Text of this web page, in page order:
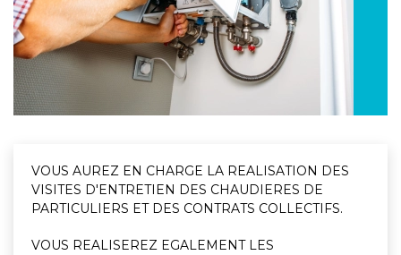
VOUS AUREZ EN CHARGE LA REALISATION DES
VISITES D'ENTRETIEN DES CHAUDIERES DE
PARTICULIERS ET DES CONTRATS COLLECTIFS.
VOUS REALISEREZ EGALEMENT LES